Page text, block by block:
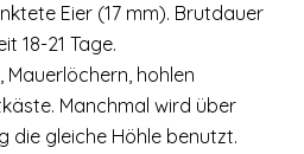
Eier (17 mm). Brutdauer
18-21 Tage.
Mauerlöchern, hohlen
Manchmal wird über
die gleiche Höhle benutzt.